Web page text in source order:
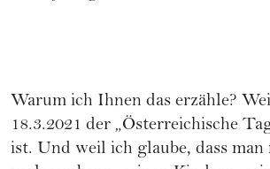
Warum ich Ihnen das erzähle?
18.3.2021 der „Österreichische
ist. Und weil ich glaube, dass man